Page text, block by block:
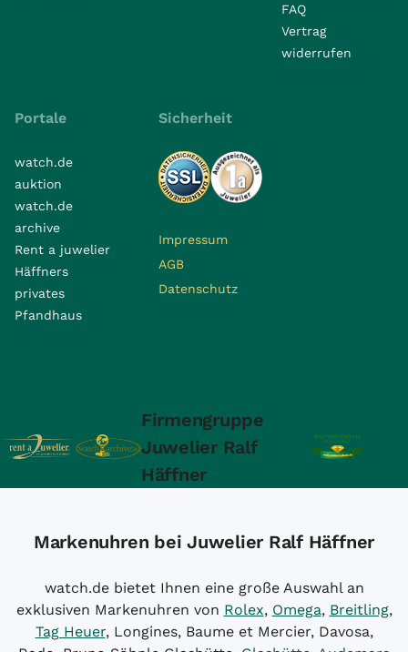
FAQ
Vertrag
widerrufen
Portale
watch.de
auktion
watch.de
archive
Rent a juwelier
Häffners
privates
Pfandhaus
Sicherheit
Impressum
AGB
Datenschutz
Firmengruppe
Juwelier Ralf
Häffner
Markenuhren bei Juwelier Ralf Häffner
watch.de bietet Ihnen eine große Auswahl an
exklusiven Markenuhren von Rolex, Omega, Breitling,
Tag Heuer, Longines, Baume et Mercier, Davosa,